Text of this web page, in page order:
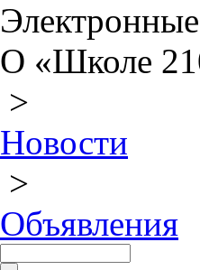
О «Школе
>
Новости
>
Объявления